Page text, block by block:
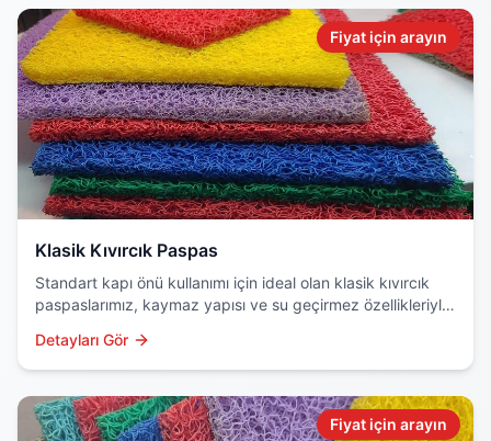
Fiyat için arayın
Klasik Kıvırcık Paspas
Standart kapı önü kullanımı için ideal olan klasik kıvırcık
paspaslarımız, kaymaz yapısı ve su geçirmez özellikleriyle
Detayları Gör
Fiyat için arayın